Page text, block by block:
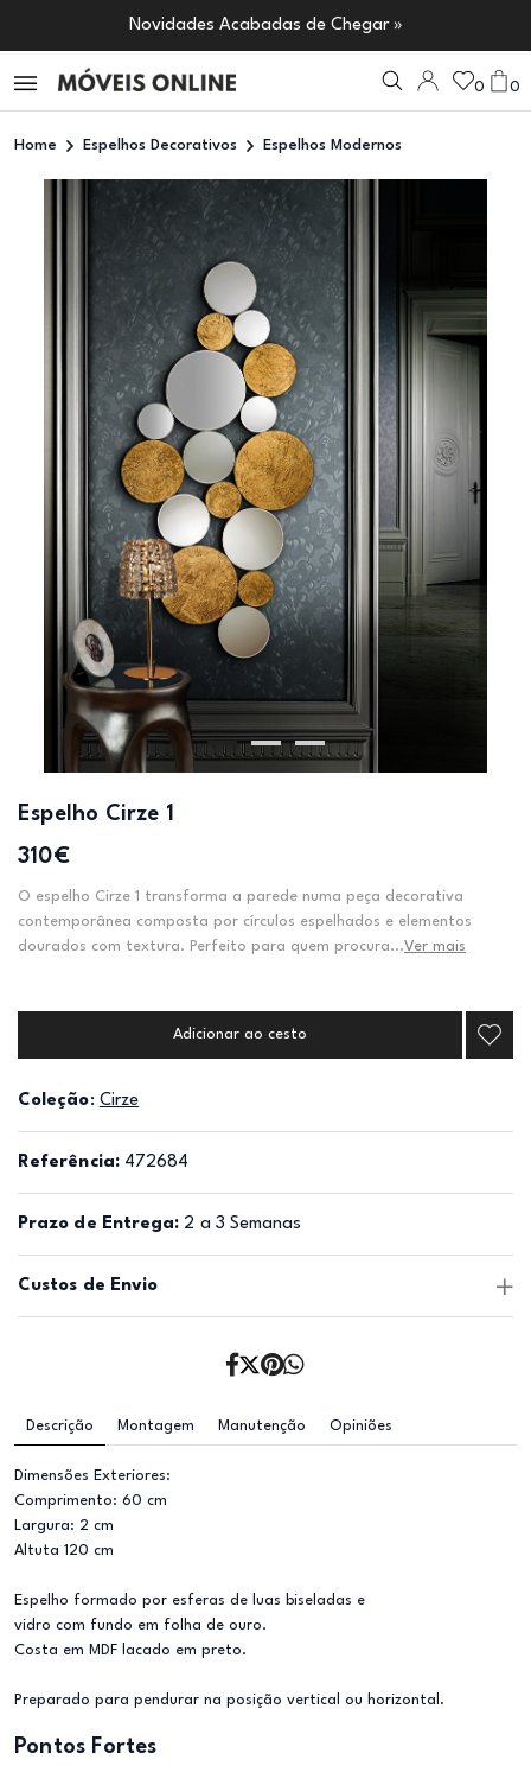
Novidades Acabadas de Chegar »
0 0
Home Espelhos Decorativos Espelhos Modernos
Espelho Cirze 1
310€
O espelho Cirze 1 transforma a parede numa peça decorativa
contemporânea composta por círculos espelhados e elementos
dourados com textura. Perfeito para quem procura...Ver mais
Adicionar ao cesto
Coleção: Cirze
Referência: 472684
Prazo de Entrega: 2 a 3 Semanas
Custos de Envio
Descrição Montagem Manutenção Opiniões
Dimensões Exteriores:
Comprimento: 60 cm
Largura: 2 cm
Altuta 120 cm
Espelho formado por esferas de luas biseladas e
vidro com fundo em folha de ouro.
Costa em MDF lacado em preto.
Preparado para pendurar na posição vertical ou horizontal.
Pontos Fortes